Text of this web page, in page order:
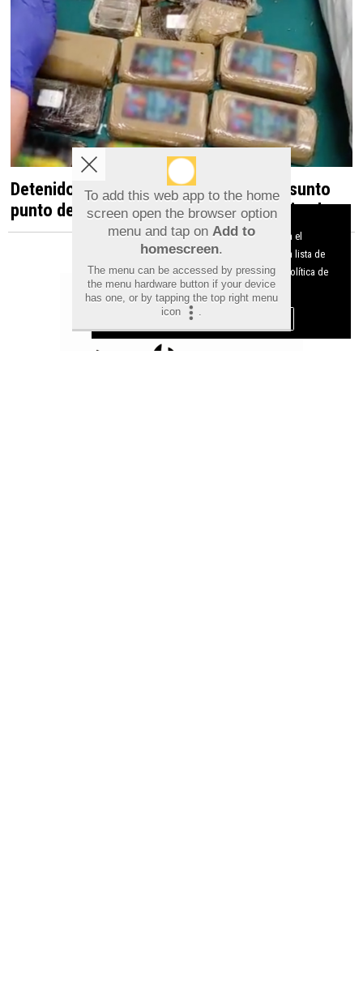
Detenido en Albatera por dirigir un presunto
punto de venta de droga desde una vivienda
To add this web app to the home
screen open the browser option
menu and tap on Add to
homescreen.
The menu can be accessed by pressing
the menu hardware button if your device
has one, or by tapping the top right menu
icon
.
Aviso sobre el Uso de cookies:
Utilizamos cookies nuestras y de terceros para el
funcionamiento del digital. Puedes consultar la lista de
cookies y como desconectarlas. Ver nuestra Política de
Privacidad y Cookies
Aceptar Cookies